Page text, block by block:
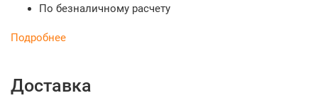
По безналичному расчету
Подробнее
Доставка